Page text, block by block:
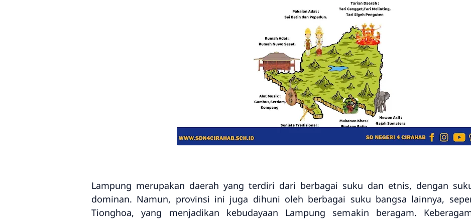
Lampung merupakan daerah yang terdiri dari berbagai suku dan etnis, dengan
dominan. Namun, provinsi ini juga dihuni oleh berbagai suku bangsa lainnya,
Tionghoa, yang menjadikan kebudayaan Lampung semakin beragam.